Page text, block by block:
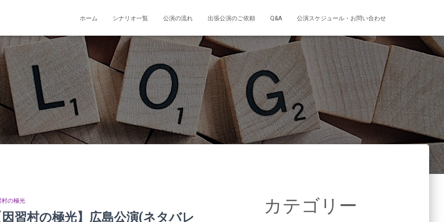
ホーム シナリオ一覧 公演の流れ 出張公演のご依頼 Q&A 公演スケジュール・お問い合わせ
村の極光
習村の極光】広島公演(ネタバレ
カテゴリー